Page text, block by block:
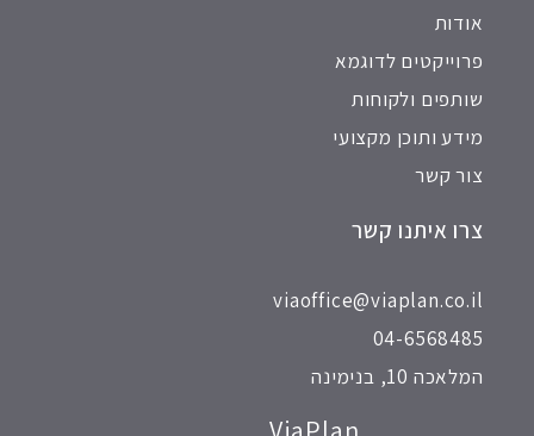
אודות
פרוייקטים לדוגמא
שותפים ולקוחות
מידע ותוכן מקצועי
צור קשר
צרו איתנו קשר
viaoffice@viaplan.co.il
04-6568485
המלאכה 10, בנימינה